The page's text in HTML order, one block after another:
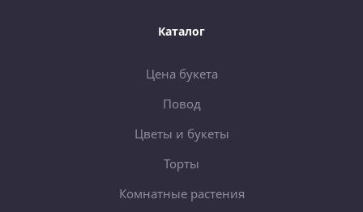
Каталог
Цена букета
Повод
Цветы и букеты
Торты
Комнатные растения